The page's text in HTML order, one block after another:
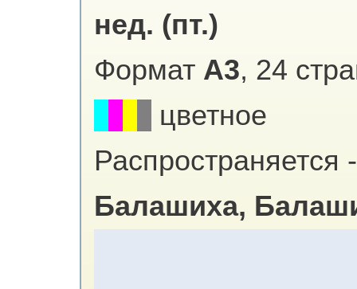
нед. (пт.)
Формат А3, 24
цветное
Распространяется -
Балашиха,